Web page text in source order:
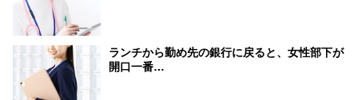
ランチから勤め先の銀行に戻ると、女性部下が
開口一番…